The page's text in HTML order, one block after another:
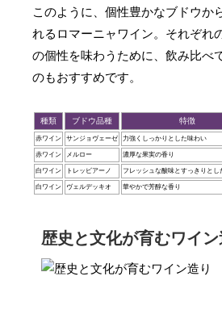
このように、個性豊かなブドウか
れるロマーニャワイン。それぞれ
の個性を味わうために、飲み比べ
のもおすすめです。
種類 ブドウ品種 特徴
赤ワイン サンジョヴェーゼ 力強くしっかりとした味わい
赤ワイン メルロー 濃厚な果実の香り
白ワイン トレッビアーノ フレッシュな酸味とすっきりとし
白ワイン ヴェルデッキオ 華やかで芳醇な香り
歴史と文化が育むワイン